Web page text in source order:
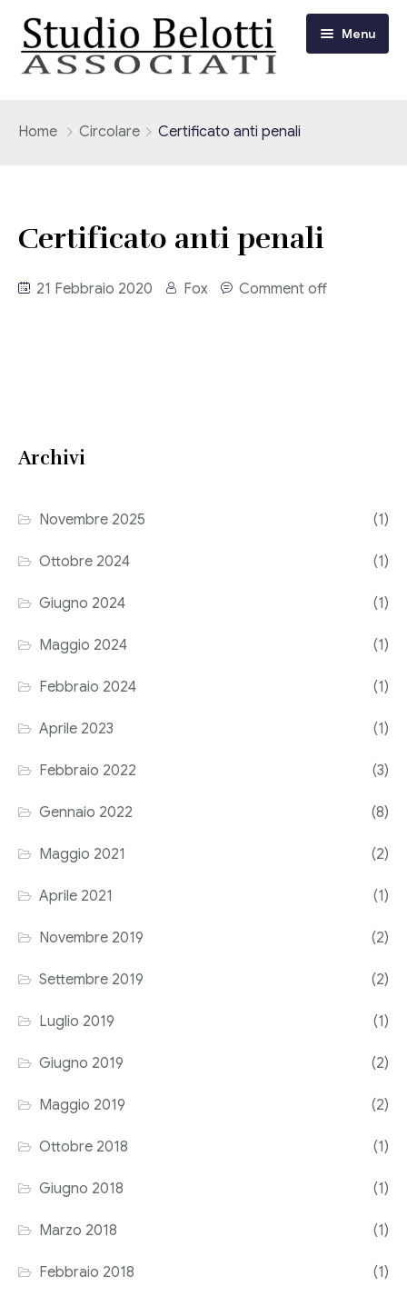
Menu
Adempimenti Dichiarativi e Fiscali
Revisione legale
Circolari
Home Circolare Certificato anti penali
Certificato anti penali
21 Febbraio 2020 Fox Comment off
Archivi
Novembre 2025 (1)
Ottobre 2024 (1)
Giugno 2024 (1)
Maggio 2024 (1)
Febbraio 2024 (1)
Aprile 2023 (1)
Febbraio 2022 (3)
Gennaio 2022 (8)
Maggio 2021 (2)
Aprile 2021 (1)
Novembre 2019 (2)
Settembre 2019 (2)
Luglio 2019 (1)
Giugno 2019 (2)
Maggio 2019 (2)
Ottobre 2018 (1)
Giugno 2018 (1)
Marzo 2018 (1)
Febbraio 2018 (1)